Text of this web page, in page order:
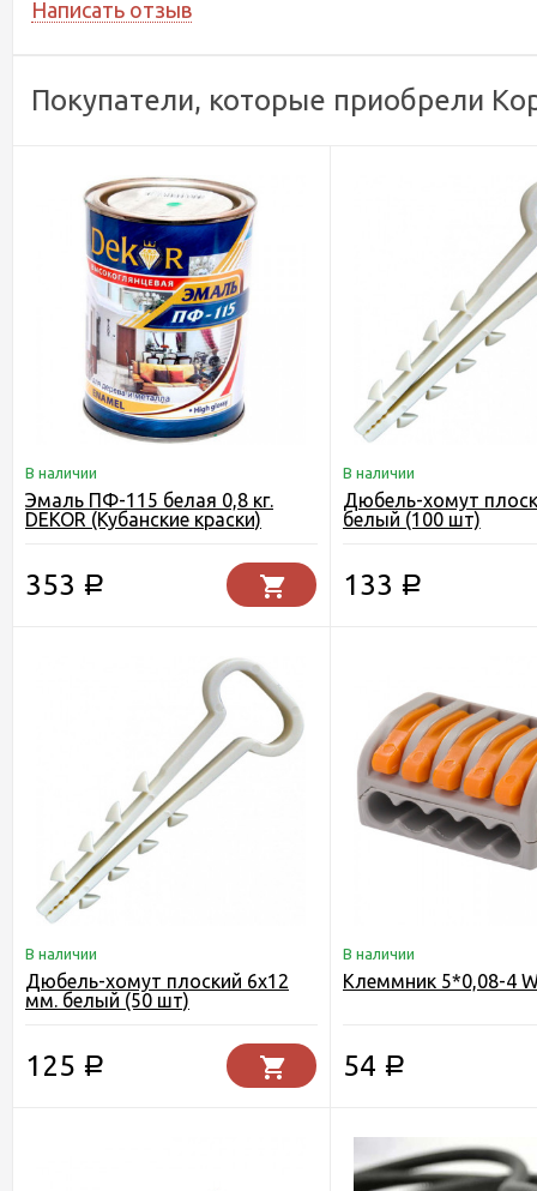
Написать отзыв
Покупатели, которые приобрели
В наличии
Эмаль ПФ-115 белая 0,8 кг.
DEKOR (Кубанские краски)
353 Р
В наличии
Дюбель-хомут
белый (100 шт)
133 Р
В наличии
Дюбель-хомут плоский 6х12
мм. белый (50 шт)
125 Р
В наличии
Клеммник 5*0,08-4
54 Р